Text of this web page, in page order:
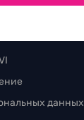
данных